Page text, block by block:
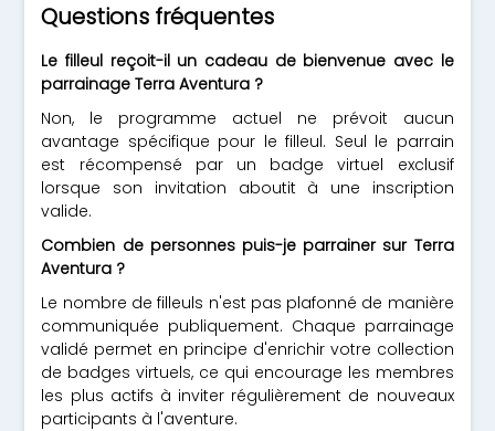
Questions fréquentes
Le filleul reçoit-il un cadeau de bienvenue avec le
parrainage Terra Aventura ?
Non, le programme actuel ne prévoit aucun
avantage spécifique pour le filleul. Seul le parrain
est récompensé par un badge virtuel exclusif
lorsque son invitation aboutit à une inscription
valide.
Combien de personnes puis-je parrainer sur Terra
Aventura ?
Le nombre de filleuls n'est pas plafonné de manière
communiquée publiquement. Chaque parrainage
validé permet en principe d'enrichir votre collection
de badges virtuels, ce qui encourage les membres
les plus actifs à inviter régulièrement de nouveaux
participants à l'aventure.